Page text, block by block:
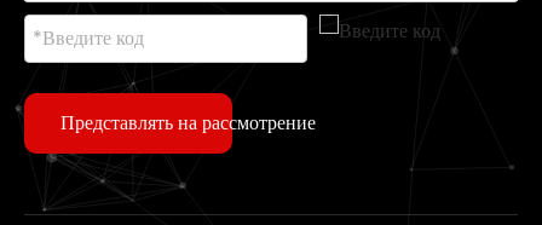
Представлять на рассмотрение